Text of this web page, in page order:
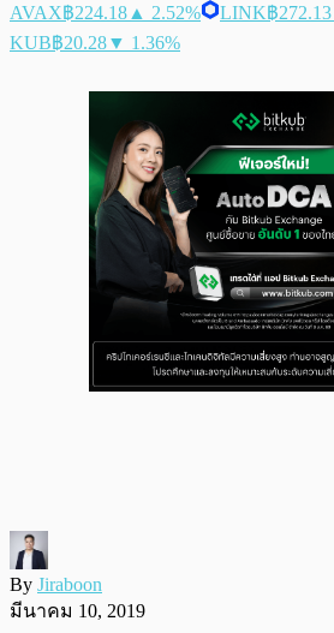
AVAX฿224.18 ▲ 2.52% LINK฿272.13
KUB฿20.28▼ 1.36%
By Jiraboon
มีนาคม 10, 2019